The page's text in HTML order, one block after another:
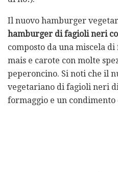
Il nuovo hamburger
hamburger di fagioli neri
composto da una miscela
mais e carote con molte
peperoncino. Si noti che il
vegetariano di fagioli neri
formaggio e un